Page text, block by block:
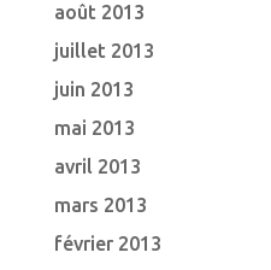
août 2013
juillet 2013
juin 2013
mai 2013
avril 2013
mars 2013
février 2013